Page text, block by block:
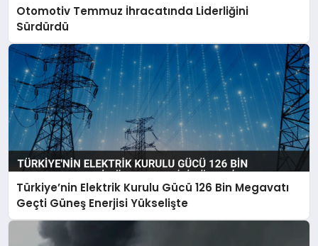
Otomotiv Temmuz İhracatında Liderliğini
Sürdürdü
Türkiye’nin Elektrik Kurulu Gücü 126 Bin Megavatı
Geçti Güneş Enerjisi Yükselişte